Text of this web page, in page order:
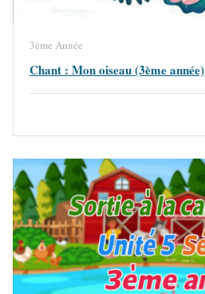
3ème Année
Chant : Mon oiseau (3ème année)